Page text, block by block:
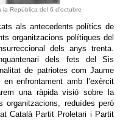
la República del 6 d'octubre
als antecedents polítics de
organitzacions polítiques del
dels anys trenta.
dels fets del Sis
de patriotes com Jaume
enfrontament amb l’exèrcit
una ràpida visió sobre la
organitzacions, reduïdes però
Català Partit Proletari i Partit